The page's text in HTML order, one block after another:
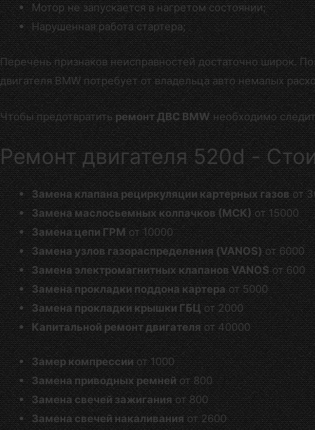
Мотор не запускается в нагретом состоянии;
Нарушенная работа стартера;
Перечень признаков неисправностей достаточно широк.
двигателя BMW потребует от владельца авто немалых
Чтобы предотвратитьремонт ДВС BMWнеобходимо
Ремонт двигателя 520d -
Замена клапана рециркуляции картерных газовот
Замена маслосьемных колпачков (МСК)от 15000
Замена цепи ГРМот 10000
Замена узлов газораспределения (VANOS)от 6000
Замена электромагнитных клапанов VANOSот 600
Замена прокладки поддона картераот 5000
Замена прокладки крышки ГБЦот 2000
Капитальной ремонт двигателяот 40000
Замер компрессииот 1000
Замена приводных ремнейот 800
Замена свечей зажиганияот 800
Замена свечей накаливанияот 2600